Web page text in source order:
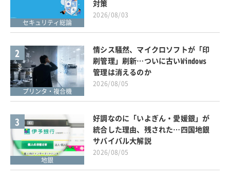
セキュリティ総論
対策
2026/08/03
2
プリンタ・複合機
情シス騒然、マイクロソフトが「印
刷管理」刷新…ついに古いWindows
管理は消えるのか
2026/08/05
3
地銀
好調なのに「いよぎん・愛媛銀」が
統合した理由、残された…四国地銀
サバイバル大解説
2026/08/05